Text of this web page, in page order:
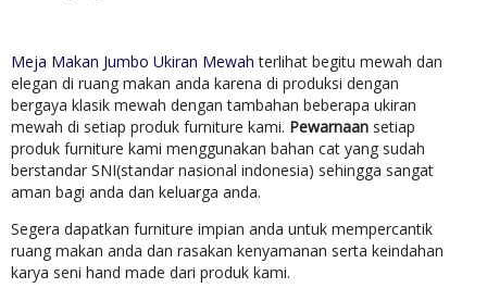
Meja Makan Jumbo Ukiran Mewah terlihat begitu mewah dan
elegan di ruang makan anda karena di produksi dengan
bergaya klasik mewah dengan tambahan beberapa ukiran
mewah di setiap produk furniture kami. Pewarnaan setiap
produk furniture kami menggunakan bahan cat yang sudah
berstandar SNI(standar nasional indonesia) sehingga sangat
aman bagi anda dan keluarga anda.
Segera dapatkan furniture impian anda untuk mempercantik
ruang makan anda dan rasakan kenyamanan serta keindahan
karya seni hand made dari produk kami.